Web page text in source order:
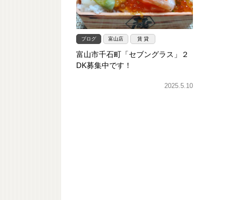
ブログ 富山店 賃 貸
富山市千石町「セブングラス」２
DK募集中です！
2025.5.10